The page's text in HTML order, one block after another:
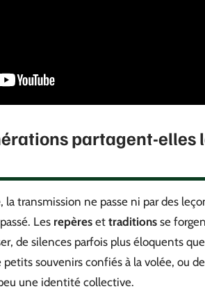
partagent-elles
, la transmission ne passe ni par des
Les repères et traditions se
de silences parfois plus éloquents
souvenirs confiés à la volée, ou
une identité collective.